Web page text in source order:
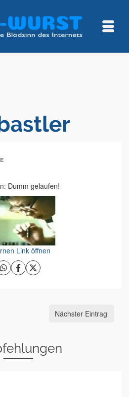
Dumm gelaufen!
Link öffnen
Nächster Eintrag